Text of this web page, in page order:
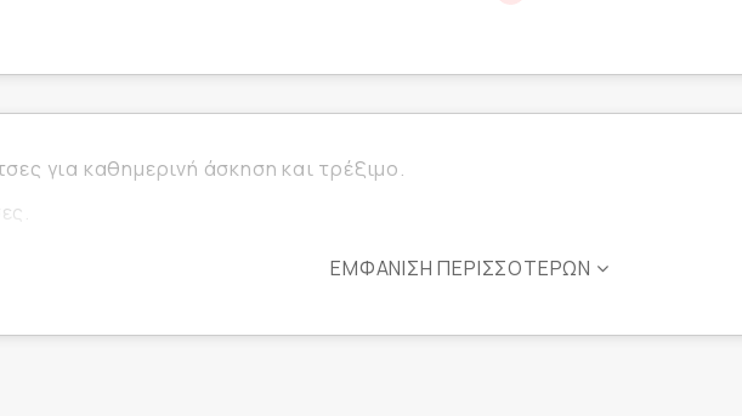
για καθημερινή άσκηση και τρέξιμο.
ΕΜΦΆΝΙΣΗ ΠΕΡΙΣΣΌΤΕΡΩΝ